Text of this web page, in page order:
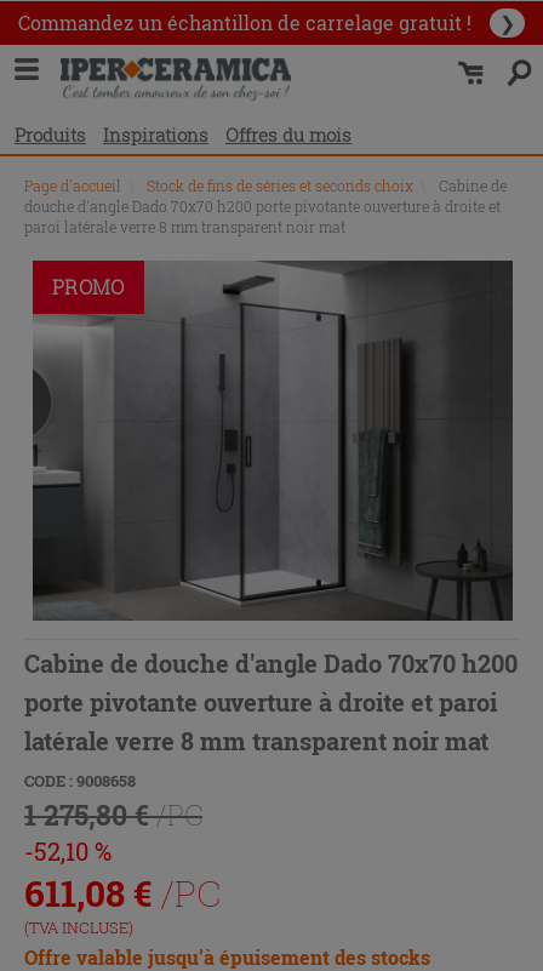
Commandez un échantillon de carrelage gratuit ! ❯
Produits Inspirations Offres du mois
Page d'accueil Stock de fins de séries et seconds choix
Cabine de
douche d'angle Dado 70x70 h200 porte pivotante ouverture à droite et
paroi latérale verre 8 mm transparent noir mat
PROMO
Cabine de douche d'angle Dado 70x70 h200
porte pivotante ouverture à droite et paroi
latérale verre 8 mm transparent noir mat
CODE : 9008658
1 275,80 €/PC
-52,10 %
611,08 € /PC
(TVA INCLUSE)
Offre valable jusqu’à épuisement des stocks